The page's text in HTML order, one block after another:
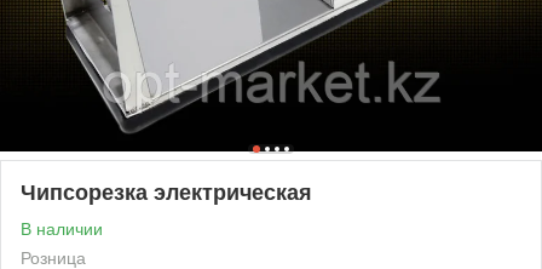
Чипсорезка электрическая
В наличии
Розница